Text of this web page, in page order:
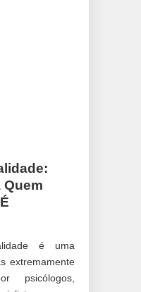
Quem
é uma
extremamente
psicólogos,